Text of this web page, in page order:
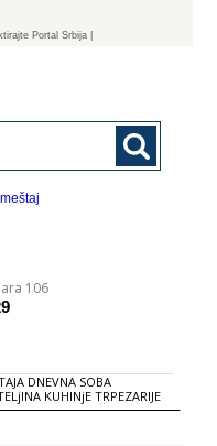
Portal Srbija |
106
DNEVNA SOBA
KUHINjE TRPEZARIJE
NAMEŠTAJ